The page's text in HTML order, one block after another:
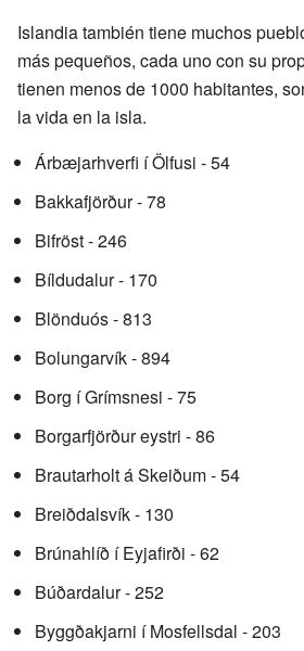
Islandia también tiene muchos
más pequeños, cada uno con su
tienen menos de 1000 habitantes,
la vida en la isla.
Árbæjarhverfi í Ölfusi - 54
Bakkafjörður - 78
Bifröst - 246
Bíldudalur - 170
Blönduós - 813
Bolungarvík - 894
Borg í Grímsnesi - 75
Borgarfjörður eystri - 86
Brautarholt á Skeiðum - 54
Breiðdalsvík - 130
Brúnahlíð í Eyjafirði - 62
Búðardalur - 252
Byggðakjarni í Mosfellsdal - 203